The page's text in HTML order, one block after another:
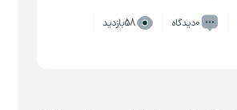
0دیدگاه
58بازدید